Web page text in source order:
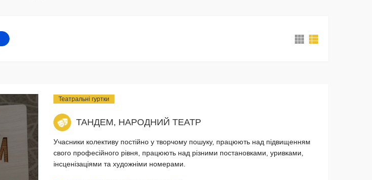
Театральні гуртки
ТАНДЕМ, НАРОДНИЙ ТЕАТР
Учасники колективу постійно у творчому пошуку, працюють над підвищенням
свого професійного рівня, працюють над різними постановками, уривками,
інсценізаціями та художніми номерами.